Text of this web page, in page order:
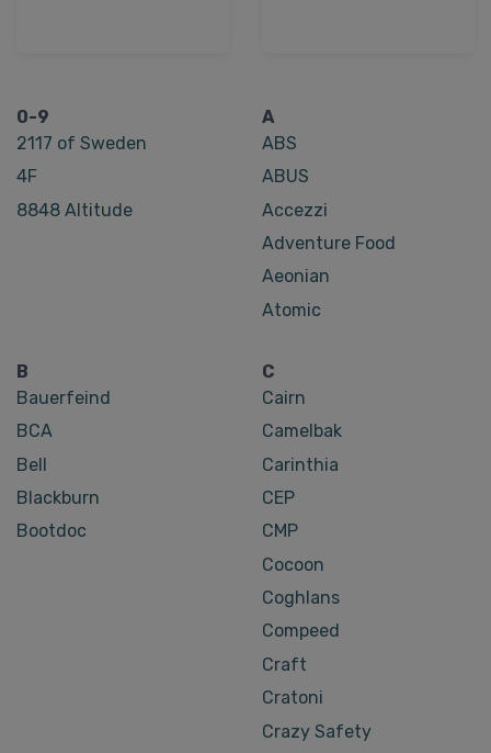
0-9
2117 of Sweden
4F
8848 Altitude
A
ABS
ABUS
Accezzi
Adventure Food
Aeonian
Atomic
B
Bauerfeind
BCA
Bell
Blackburn
Bootdoc
C
Cairn
Camelbak
Carinthia
CEP
CMP
Cocoon
Coghlans
Compeed
Craft
Cratoni
Crazy Safety